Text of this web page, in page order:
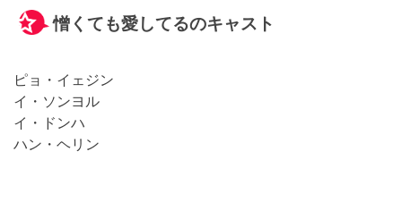
憎くても愛してるのキャスト
ピョ・イェジン
イ・ソンヨル
イ・ドンハ
ハン・ヘリン